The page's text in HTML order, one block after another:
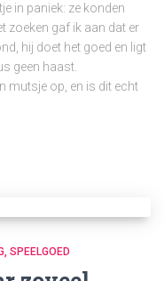
in paniek: ze konden
zoeken gaf ik aan dat er
hij doet het goed en ligt
geen haast.
mutsje op, en is dit echt
SPEELGOED